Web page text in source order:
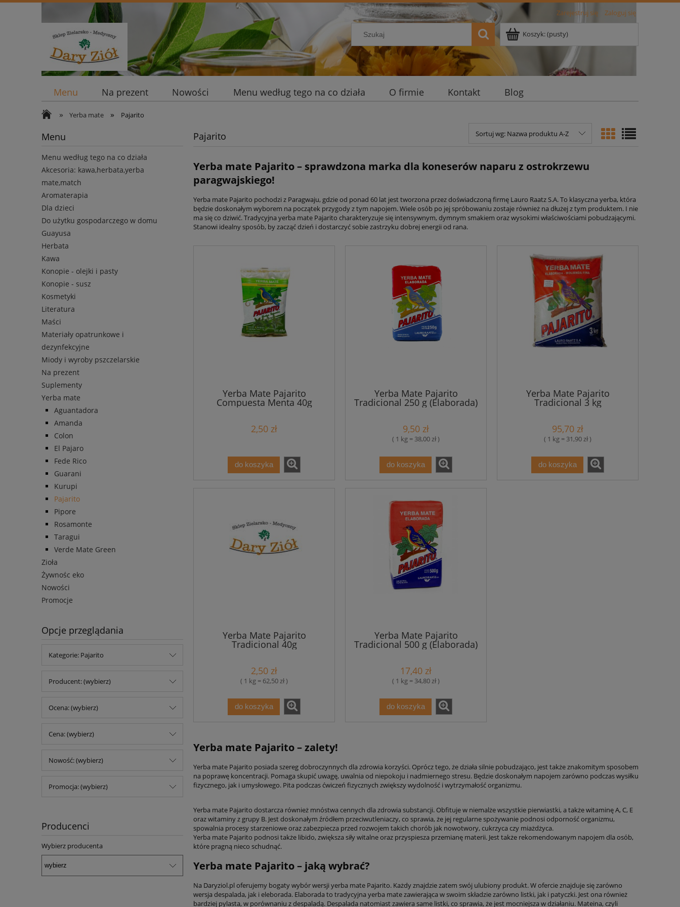
Zarejestruj się Zaloguj się
Koszyk:(pusty)
Menu Na prezent Nowości Menu według tego na co działa O firmie Kontakt Blog
» Yerba mate » Pajarito
Menu
Menu według tego na co działa
Akcesoria: kawa,herbata,yerba
mate,match
Aromaterapia
Dla dzieci
Do użytku gospodarczego w domu
Guayusa
Herbata
Kawa
Konopie - olejki i pasty
Konopie - susz
Kosmetyki
Literatura
Maści
Materiały opatrunkowe i
dezynfekcyjne
Miody i wyroby pszczelarskie
Na prezent
Suplementy
Yerba mate
Aguantadora
Amanda
Colon
El Pajaro
Fede Rico
Guarani
Kurupi
Pajarito
Pipore
Rosamonte
Taragui
Verde Mate Green
Zioła
Żywnośc eko
Nowości
Promocje
Opcje przeglądania
Kategorie: Pajarito
Producent: (wybierz)
Ocena: (wybierz)
Cena: (wybierz)
Nowość: (wybierz)
Promocja: (wybierz)
Producenci
Wybierz producenta
Pajarito Sortuj wg: Nazwa produktu A-Z
Yerba mate Pajarito – sprawdzona marka dla koneserów naparu z ostrokrzewu
paragwajskiego!
Yerba mate Pajarito pochodzi z Paragwaju, gdzie od ponad 60 lat jest tworzona przez doświadczoną firmę Lauro Raatz S.A. To klasyczna yerba, która
będzie doskonałym wyborem na początek przygody z tym napojem. Wiele osób po jej spróbowaniu zostaje również na dłużej z tym produktem. I nie
ma się co dziwić. Tradycyjna yerba mate Pajarito charakteryzuje się intensywnym, dymnym smakiem oraz wysokimi właściwościami pobudzającymi.
Stanowi idealny sposób, by zacząć dzień i dostarczyć sobie zastrzyku dobrej energii od rana.
Yerba Mate Pajarito
Compuesta Menta 40g
2,50 zł
do koszyka
Yerba Mate Pajarito
Tradicional 250 g (Elaborada)
9,50 zł
( 1 kg = 38,00 zł )
do koszyka
Yerba Mate Pajarito
Tradicional 3 kg
95,70 zł
( 1 kg = 31,90 zł )
do koszyka
Yerba Mate Pajarito
Tradicional 40g
2,50 zł
( 1 kg = 62,50 zł )
do koszyka
Yerba Mate Pajarito
Tradicional 500 g (Elaborada)
17,40 zł
( 1 kg = 34,80 zł )
do koszyka
Yerba mate Pajarito – zalety!
Yerba mate Pajarito posiada szereg dobroczynnych dla zdrowia korzyści. Oprócz tego, że działa silnie pobudzająco, jest także znakomitym sposobem
na poprawę koncentracji. Pomaga skupić uwagę, uwalnia od niepokoju i nadmiernego stresu. Będzie doskonałym napojem zarówno podczas wysiłku
fizycznego, jak i umysłowego. Pita podczas ćwiczeń fizycznych zwiększy wydolność i wytrzymałość organizmu.
Yerba mate Pajarito dostarcza również mnóstwa cennych dla zdrowia substancji. Obfituje w niemalże wszystkie pierwiastki, a także witaminę A, C, E
oraz witaminy z grupy B. Jest doskonałym źródłem przeciwutleniaczy, co sprawia, że jej regularne spożywanie podnosi odporność organizmu,
spowalnia procesy starzeniowe oraz zabezpiecza przed rozwojem takich chorób jak nowotwory, cukrzyca czy miażdżyca.
Yerba mate Pajarito podnosi także libido, zwiększa siły witalne oraz przyspiesza przemianę materii. Jest także rekomendowanym napojem dla osób,
które pragną nieco schudnąć.
Yerba mate Pajarito – jaką wybrać?
Na Daryziol.pl oferujemy bogaty wybór wersji yerba mate Pajarito. Każdy znajdzie zatem swój ulubiony produkt. W ofercie znajduje się zarówno
wersja despalada, jak i eleborada. Elaborada to tradycyjna yerba mate zawierająca w swoim składzie zarówno listki, jak i patyczki. Jest ona również
bardziej pylasta, w porównaniu z despaladą. Despalada natomiast zawiera same listki, co sprawia, że jest mocniejsza w działaniu. Mateina, czyli